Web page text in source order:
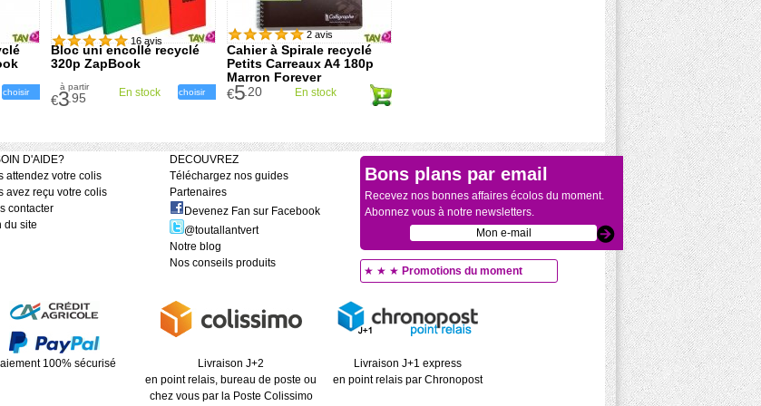
choisir
Bloc uni encollé recyclé
320p ZapBook
à partir
€3.95 En stock choisir
16 avis
Cahier à Spirale recyclé
Petits Carreaux A4 180p
Marron Forever
€5.20 En stock
2 avis
D'AIDE?
attendez votre colis
avez reçu votre colis
contacter
du site
DECOUVREZ
Téléchargez nos guides
Partenaires
Devenez Fan sur Facebook
@toutallantvert
Notre blog
Nos conseils produits
Bons plans par email
Recevez nos bonnes affaires écolos du moment.
Abonnez vous à notre newsletters.
★ ★ ★ Promotions du moment
100% sécurisé
Livraison J+2
en point relais, bureau de poste ou
chez vous par la Poste Colissimo
Livraison J+1 express
en point relais par Chronopost